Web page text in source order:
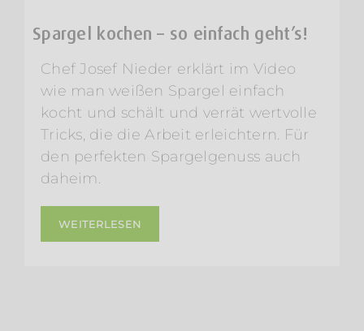
Spargel kochen – so einfach geht’s!
Chef Josef Nieder erklärt im Video
wie man weißen Spargel einfach
kocht und schält und verrät wertvolle
Tricks, die die Arbeit erleichtern. Für
den perfekten Spargelgenuss auch
daheim.
WEITERLESEN